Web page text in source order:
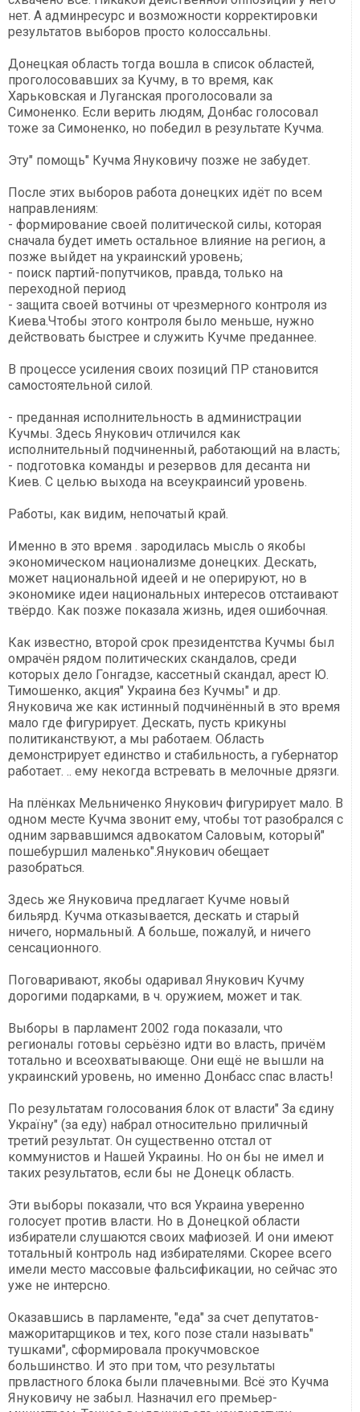
нет. А админресурс и возможности корректировки
результатов выборов просто колоссальны.
Донецкая область тогда вошла в список областей,
проголосовавших за Кучму, в то время, как
Харьковская и Луганская проголосовали за
Симоненко. Если верить людям, Донбас голосовал
тоже за Симоненко, но победил в результате Кучма.
Эту" помощь" Кучма Януковичу позже не забудет.
После этих выборов работа донецких идёт по всем
направлениям:
- формирование своей политической силы, которая
сначала будет иметь остальное влияние на регион, а
позже выйдет на украинский уровень;
- поиск партий-попутчиков, правда, только на
переходной период
- защита своей вотчины от чрезмерного контроля из
Киева.Чтобы этого контроля было меньше, нужно
действовать быстрее и служить Кучме преданнее.
В процессе усиления своих позиций ПР становится
самостоятельной силой.
- преданная исполнительность в администрации
Кучмы. Здесь Янукович отличился как
исполнительный подчиненный, работающий на власть;
- подготовка команды и резервов для десанта ни
Киев. С целью выхода на всеукраинсий уровень.
Работы, как видим, непочатый край.
Именно в это время . зародилась мысль о якобы
экономическом национализме донецких. Дескать,
может национальной идеей и не оперируют, но в
экономике идеи национальных интересов отстаивают
твёрдо. Как позже показала жизнь, идея ошибочная.
Как известно, второй срок президентства Кучмы был
омрачён рядом политических скандалов, среди
которых дело Гонгадзе, кассетный скандал, арест Ю.
Тимошенко, акция" Украина без Кучмы" и др.
Януковича же как истинный подчинённый в это время
мало где фигурирует. Дескать, пусть крикуны
политиканствуют, а мы работаем. Область
демонстрирует единство и стабильность, а губернатор
работает. .. ему некогда встревать в мелочные дрязги.
На плёнках Мельниченко Янукович фигурирует мало. В
одном месте Кучма звонит ему, чтобы тот разобрался с
одним зарвавшимся адвокатом Саловым, который"
пошебуршил маленько".Янукович обещает
разобраться.
Здесь же Януковича предлагает Кучме новый
бильярд. Кучма отказывается, дескать и старый
ничего, нормальный. А больше, пожалуй, и ничего
сенсационного.
Поговаривают, якобы одаривал Янукович Кучму
дорогими подарками, в ч. оружием, может и так.
Выборы в парламент 2002 года показали, что
регионалы готовы серьёзно идти во власть, причём
тотально и всеохватывающе. Они ещё не вышли на
украинский уровень, но именно Донбасс спас власть!
По результатам голосования блок от власти" За єдину
Україну" (за еду) набрал относительно приличный
третий результат. Он существенно отстал от
коммунистов и Нашей Украины. Но он бы не имел и
таких результатов, если бы не Донецк область.
Эти выборы показали, что вся Украина уверенно
голосует против власти. Но в Донецкой области
избиратели слушаются своих мафиозей. И они имеют
тотальный контроль над избирателями. Скорее всего
имели место массовые фальсификации, но сейчас это
уже не интерсно.
Оказавшись в парламенте, "еда" за счет депутатов-
мажоритарщиков и тех, кого позе стали называть"
тушками", сформировала прокучмовское
большинство. И это при том, что результаты
првластного блока были плачевными. Всё это Кучма
Януковичу не забыл. Назначил его премьер-